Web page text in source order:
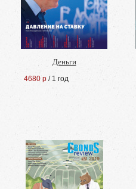
Деньги
4680 р / 1 год